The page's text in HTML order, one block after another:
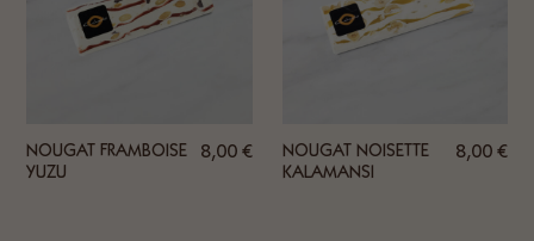
NOUGAT FRAMBOISE
YUZU
8,00 €
NOUGAT NOISETTE
KALAMANSI
8,00 €